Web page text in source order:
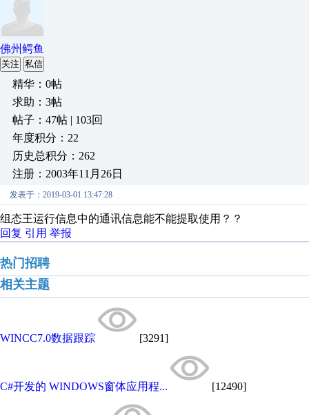
佛州鳄鱼
关注 私信
精华：0帖
求助：3帖
帖子：47帖 | 103回
年度积分：22
历史总积分：262
注册：2003年11月26日
发表于：2019-03-01 13:47:28
组态王运行信息中的通讯信息能不能提取使用？？
回复 引用 举报
热门招聘
相关主题
WINCC7.0数据跟踪 [3291]
C#开发的 WINDOWS窗体应用程... [12490]